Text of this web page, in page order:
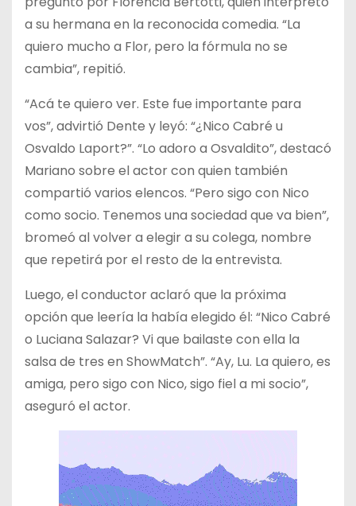
a su hermana en la reconocida comedia. “La
quiero mucho a Flor, pero la fórmula no se
cambia”, repitió.
“Acá te quiero ver. Este fue importante para
vos”, advirtió Dente y leyó: “¿Nico Cabré u
Osvaldo Laport?”. “Lo adoro a Osvaldito”, destacó
Mariano sobre el actor con quien también
compartió varios elencos. “Pero sigo con Nico
como socio. Tenemos una sociedad que va bien”,
bromeó al volver a elegir a su colega, nombre
que repetirá por el resto de la entrevista.
Luego, el conductor aclaró que la próxima
opción que leería la había elegido él: “Nico Cabré
o Luciana Salazar? Vi que bailaste con ella la
salsa de tres en ShowMatch”. “Ay, Lu. La quiero, es
amiga, pero sigo con Nico, sigo fiel a mi socio”,
aseguró el actor.